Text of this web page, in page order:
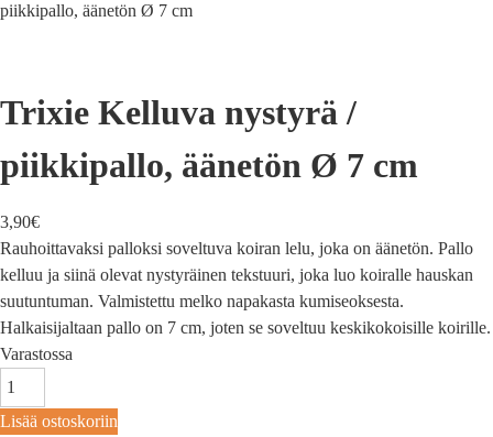
piikkipallo, äänetön Ø 7 cm
Trixie Kelluva nystyrä /
piikkipallo, äänetön Ø 7 cm
3,90€
Rauhoittavaksi palloksi soveltuva koiran lelu, joka on äänetön. Pallo
kelluu ja siinä olevat nystyräinen tekstuuri, joka luo koiralle hauskan
suutuntuman. Valmistettu melko napakasta kumiseoksesta.
Halkaisijaltaan pallo on 7 cm, joten se soveltuu keskikokoisille koirille.
Varastossa
Lisää ostoskoriin